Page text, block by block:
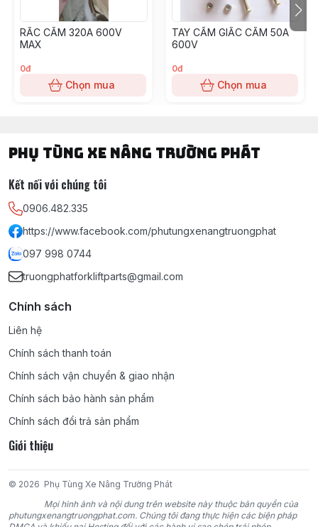
7 tấn -.........25 tấn ( dạng ngàm móc và ngàm xỏ lỗ)
Vỏ đặc xe nâng : 400-8, 500-8, 600-9, 650-10, 700-12, 815-
Xích nâng hạ hàng hóa : BL523, BL534, BL623, BL634, BL644,
Engine Model.
TOYOTA:3P, 4P, 5K, 4Y, 2F, 3F, 1DZ, 5P, 5R, 2J, 1DZ, 1DZ-II, 1FZ,
1Z, 2Z, 2Z-II, 3Z, H, 2H, 2D, 11Z, 12Z, 13Z, 14Z, 15Z;
MITSUBISHI:4G15, 4G32, 4G33, 4G41, 4G52, 4G54, 4G63,
4G64, 4DR5, 4DQ5, 4DQ7, S4Q2, S4E, S4E2, S4S, 6DR5, S6S,
KOMATSU:
6D125;
TCM:
4FA1, 4FE1, C190, C221, C240, 4BC2, 4LB1, 4JG2, 6BB1,
NISSAN:D11, J15, J16, A12, A15, Z24, H20, H21-II, H15, H25, K15,
YANMAR:4TNE98, 4TNE94, 4TNE94L, 4TNV94L;
RẮC CẮM 320A 600V
MAX
0đ
Chọn mua
TAY CẦM GIẮC CẮM 50A
600V
0đ
Chọn mua
PHỤ TÙNG XE NÂNG TRƯỜNG PHÁT
Kết nối với chúng tôi
0906.482.335
https://www.facebook.com/phutungxenangtruongphat
097 998 0744
truongphatforkliftparts@gmail.com
Chính sách
Liên hệ
Chính sách thanh toán
Chính sách vận chuyển & giao nhận
Chính sách bảo hành sản phẩm
Chính sách đổi trả sản phẩm
Giới thiệu
© 2026 Phụ Tùng Xe Nâng Trường Phát
Mọi hình ảnh và nội dung trên website này thuộc bản quyền của
phutungxenangtruongphat.com. Chúng tôi đang thực hiện các biện pháp